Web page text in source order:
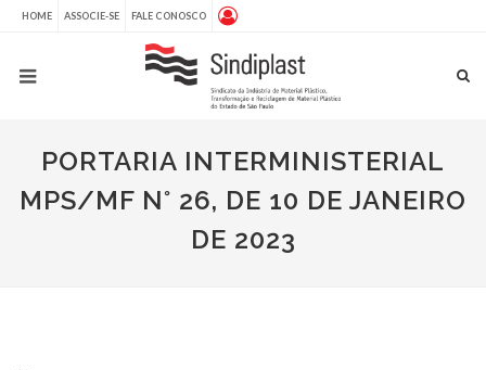
HOME ASSOCIE-SE FALE CONOSCO
PORTARIA INTERMINISTERIAL
MPS/MF N° 26, DE 10 DE JANEIRO
DE 2023